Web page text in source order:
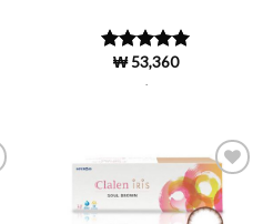
5 중에서
로 평
₩53,360
Add to
Wishlist